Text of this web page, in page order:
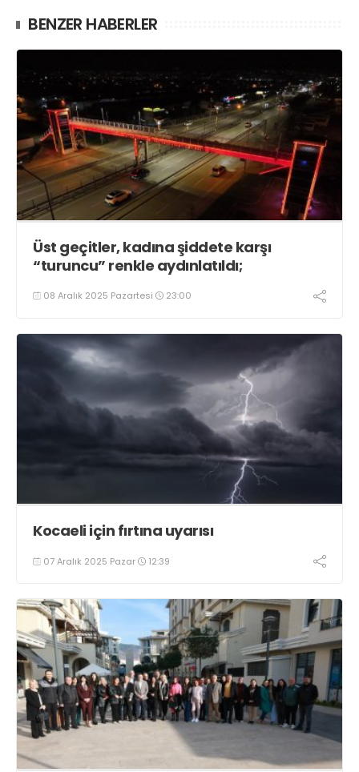
BENZER HABERLER
Üst geçitler, kadına şiddete karşı
“turuncu” renkle aydınlatıldı;
08 Aralık 2025 Pazartesi 23:00
Kocaeli için fırtına uyarısı
07 Aralık 2025 Pazar 12:39